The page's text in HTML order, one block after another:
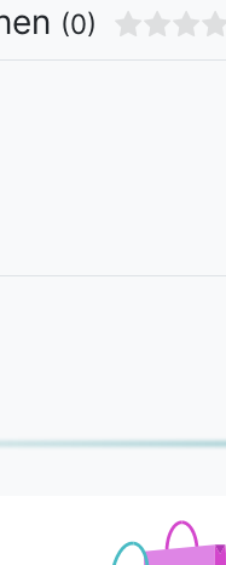
(0)